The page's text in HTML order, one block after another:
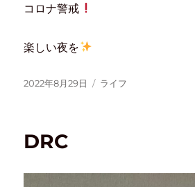
コロナ警戒
楽しい夜を
2022年8月29日 ライフ
DRC